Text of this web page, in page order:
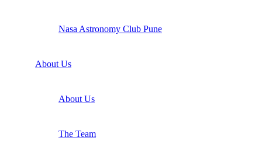
Nasa Astronomy Club Pune
About Us
About Us
The Team